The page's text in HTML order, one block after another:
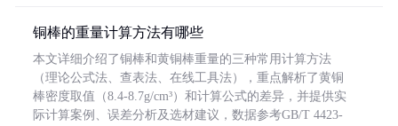
铜棒的重量计算方法有哪些
本文详细介绍了铜棒和黄铜棒重量的三种常用计算方法
（理论公式法、查表法、在线工具法），重点解析了黄铜
棒密度取值（8.4-8.7g/cm³）和计算公式的差异，并提供实
际计算案例、误差分析及选材建议，数据参考GB/T 4423-